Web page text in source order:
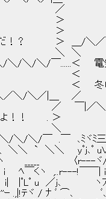
た！ ＞
！？ ＞ ＿/＼／＼
/＼/＼/＼/￣......＜
＼
を使えな
／＼／＼
/＼/＼/＼/
た増税かよ
,r-'"￣
/＼/＼/￣ .￣ ､ﾐ
＼ ` ＼＼ yﾟj､ﾟ u
_____ 〈r---ヾ/ tr
￣くヽ ,..r---!￣￣|
| i| |ﾟLﾟ u ／j､ ヽﾌ_ﾉ
!ﾊ!''ｰ .,|!ﾃヾ / ﾅ ﾞ ⌒､